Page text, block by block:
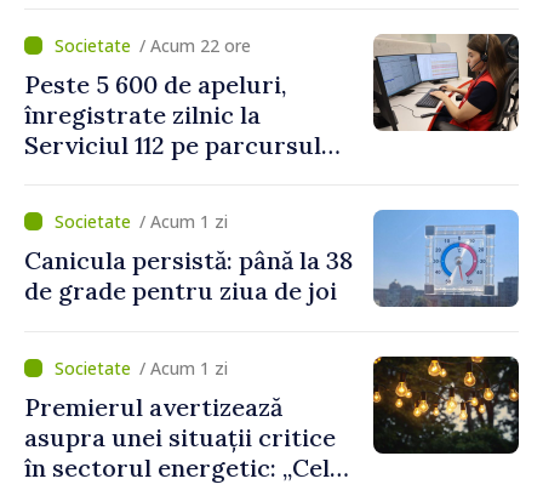
Mediu privind aplicarea a
două regulamente din
domeniu
/ Acum 22 ore
Peste 5 600 de apeluri,
înregistrate zilnic la
Serviciul 112 pe parcursul
cetățeni au solicitat
ambulanța/ Acum 1 zi
Canicula persistă: până la 38
de grade pentru ziua de joi
/ Acum 1 zi
Premierul avertizează
asupra unei situații critice
în sectorul energetic: „Cel